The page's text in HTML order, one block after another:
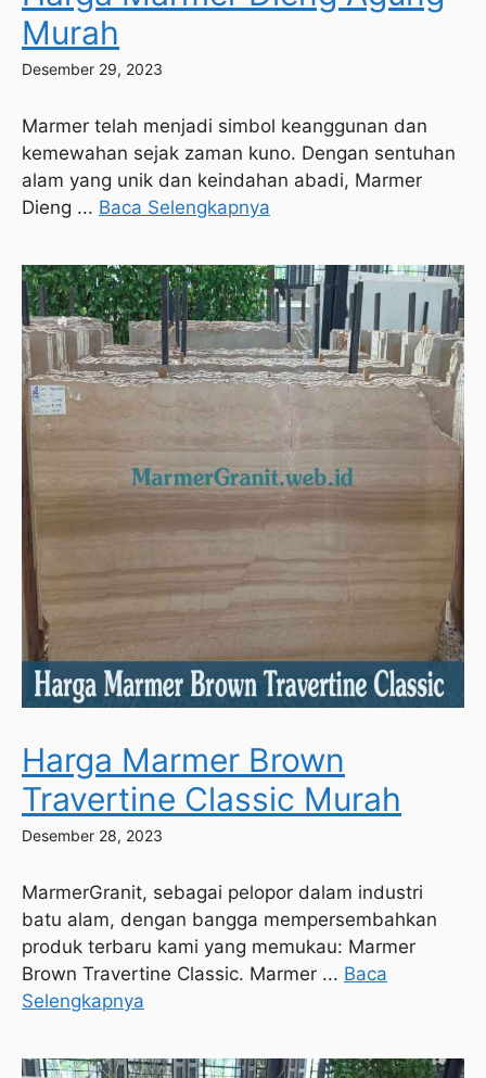
Murah
Desember 29, 2023
Marmer telah menjadi simbol keanggunan dan
kemewahan sejak zaman kuno. Dengan sentuhan
alam yang unik dan keindahan abadi, Marmer
Dieng ... Baca Selengkapnya
Harga Marmer Brown
Travertine Classic Murah
Desember 28, 2023
MarmerGranit, sebagai pelopor dalam industri
batu alam, dengan bangga mempersembahkan
produk terbaru kami yang memukau: Marmer
Brown Travertine Classic. Marmer ... Baca
Selengkapnya